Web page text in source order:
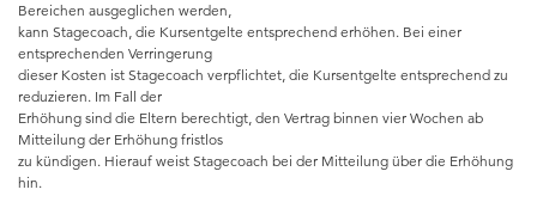
Bereichen ausgeglichen werden,
kann Stagecoach, die Kursentgelte entsprechend erhöhen. Bei einer
entsprechenden Verringerung
dieser Kosten ist Stagecoach verpflichtet, die Kursentgelte entsprechend zu
reduzieren. Im Fall der
Erhöhung sind die Eltern berechtigt, den Vertrag binnen vier Wochen ab
Mitteilung der Erhöhung fristlos
zu kündigen. Hierauf weist Stagecoach bei der Mitteilung über die Erhöhung
hin.